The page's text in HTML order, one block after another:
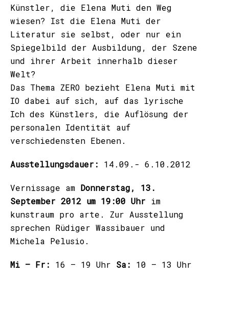
Künstler, die Elena Muti den Weg
wiesen? Ist die Elena Muti der
Literatur sie selbst, oder nur ein
Spiegelbild der Ausbildung, der Szene
und ihrer Arbeit innerhalb dieser
Welt?
Das Thema ZERO bezieht Elena Muti mit
IO dabei auf sich, auf das lyrische
Ich des Künstlers, die Auflösung der
personalen Identität auf
verschiedensten Ebenen.
Ausstellungsdauer: 14.09.- 6.10.2012
Vernissage am Donnerstag, 13.
September 2012 um 19:00 Uhr im
kunstraum pro arte. Zur Ausstellung
sprechen Rüdiger Wassibauer und
Michela Pelusio.
Mi – Fr: 16 – 19 Uhr Sa: 10 – 13 Uhr